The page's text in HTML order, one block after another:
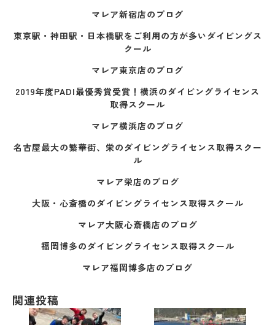
マレア新宿店のブログ
東京駅・神田駅・日本橋駅をご利用の方が多いダイビングス
クール
マレア東京店のブログ
2019年度PADI最優秀賞受賞！横浜のダイビングライセンス
取得スクール
マレア横浜店のブログ
名古屋最大の繁華街、栄のダイビングライセンス取得スクー
ル
マレア栄店のブログ
大阪・心斎橋のダイビングライセンス取得スクール
マレア大阪心斎橋店のブログ
福岡博多のダイビングライセンス取得スクール
マレア福岡博多店のブログ
関連投稿